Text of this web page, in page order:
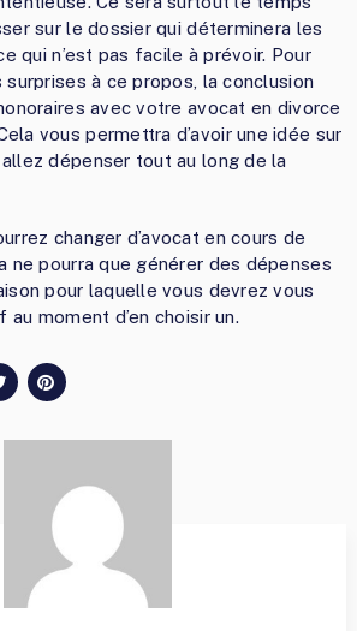
sur le dossier qui déterminera les
qui n’est pas facile à prévoir. Pour
à ce propos, la conclusion
avec votre avocat en divorce
vous permettra d’avoir une idée sur
dépenser tout au long de la
changer d’avocat en cours de
ne pourra que générer des dépenses
pour laquelle vous devrez vous
moment d’en choisir un.